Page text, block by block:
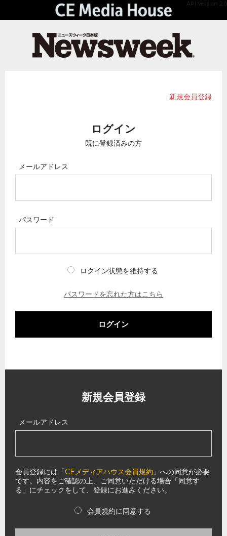
API Version 2.0
新規会員登録
ログイン
既に登録済みの方
メールアドレス
パスワード
ログイン状態を維持する
パスワードを忘れた方はこちら
ログイン
新規会員登録
メールアドレス
会員登録には「CEメディアハウス会員規約 」への同意が必要
です。内容をご確認の上、ご同意いただける場合「同意す
る」にチェックをして、登録にお進みください。
会員規約に同意する